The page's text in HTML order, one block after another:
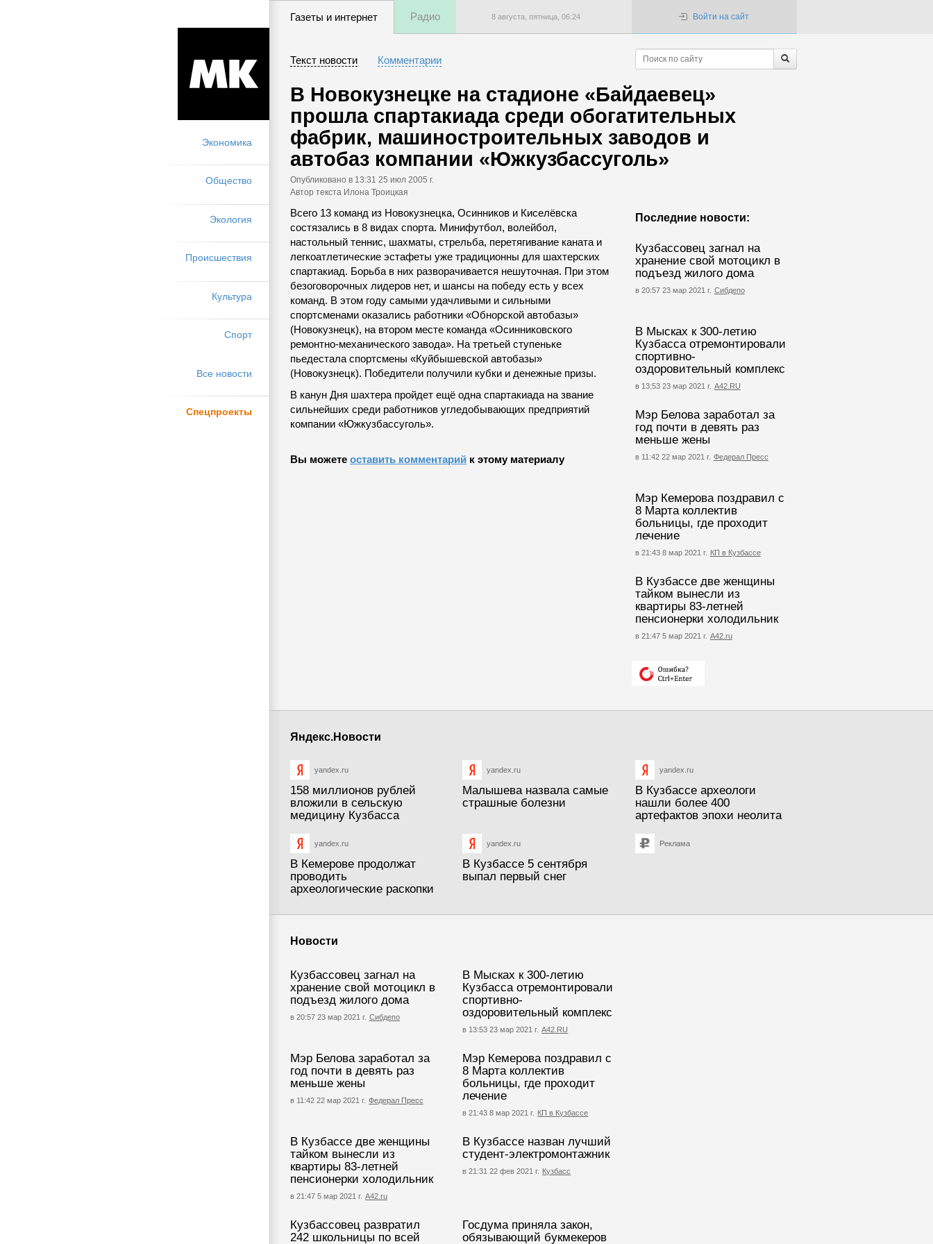
Экономика
Общество
Экология
Происшествия
Культура
Спорт
Все новости
Спецпроекты
Газеты и интернет Радио 8 августа, пятница, 06:24 Войти на сайт
Текст новости Комментарии
В Новокузнецке на стадионе «Байдаевец»
прошла спартакиада среди обогатительных
фабрик, машиностроительных заводов и
автобаз компании «Южкузбассуголь»
Опубликовано в 13:31 25 июл 2005 г.
Автор текста Илона Троицкая
Последние новости:
Кузбассовец загнал на
хранение свой мотоцикл в
подъезд жилого дома
в 20:57 23 мар 2021 г. Сибдепо
В Мысках к 300-летию
Кузбасса отремонтировали
спортивно-
оздоровительный комплекс
в 13:53 23 мар 2021 г. А42.RU
Мэр Белова заработал за
год почти в девять раз
меньше жены
в 11:42 22 мар 2021 г. Федерал Пресс
Мэр Кемерова поздравил с
8 Марта коллектив
больницы, где проходит
лечение
в 21:43 8 мар 2021 г. КП в Кузбассе
В Кузбассе две женщины
тайком вынесли из
квартиры 83-летней
пенсионерки холодильник
в 21:47 5 мар 2021 г. А42.ru
Всего 13 команд из Новокузнецка, Осинников и Киселёвска
состязались в 8 видах спорта. Минифутбол, волейбол,
настольный теннис, шахматы, стрельба, перетягивание каната и
легкоатлетические эстафеты уже традиционны для шахтерских
спартакиад. Борьба в них разворачивается нешуточная. При этом
безоговорочных лидеров нет, и шансы на победу есть у всех
команд. В этом году самыми удачливыми и сильными
спортсменами оказались работники «Обнорской автобазы»
(Новокузнецк), на втором месте команда «Осинниковского
ремонтно-механического завода». На третьей ступеньке
пьедестала спортсмены «Куйбышевской автобазы»
(Новокузнецк). Победители получили кубки и денежные призы.
В канун Дня шахтера пройдет ещё одна спартакиада на звание
сильнейших среди работников угледобывающих предприятий
компании «Южкузбассуголь».
Вы можете оставить комментарий к этому материалу
Яндекс.Новости
yandex.ru
158 миллионов рублей
вложили в сельскую
медицину Кузбасса
yandex.ru
Малышева назвала самые
страшные болезни
yandex.ru
В Кузбассе археологи
нашли более 400
артефактов эпохи неолита
yandex.ru
В Кемерове продолжат
проводить
археологические раскопки
yandex.ru
В Кузбассе 5 сентября
выпал первый снег
Реклама
Новости
Кузбассовец загнал на
хранение свой мотоцикл в
подъезд жилого дома
в 20:57 23 мар 2021 г. Сибдепо
В Мысках к 300-летию
Кузбасса отремонтировали
спортивно-
оздоровительный комплекс
в 13:53 23 мар 2021 г. А42.RU
Мэр Белова заработал за
год почти в девять раз
меньше жены
в 11:42 22 мар 2021 г. Федерал Пресс
Мэр Кемерова поздравил с
8 Марта коллектив
больницы, где проходит
лечение
в 21:43 8 мар 2021 г. КП в Кузбассе
В Кузбассе две женщины
тайком вынесли из
квартиры 83-летней
пенсионерки холодильник
в 21:47 5 мар 2021 г. А42.ru
В Кузбассе назван лучший
студент-электромонтажник
в 21:31 22 фев 2021 г. Кузбасс
Кузбассовец развратил
242 школьницы по всей
Госдума приняла закон,
обязывающий букмекеров